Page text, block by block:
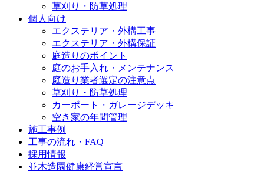
草刈り・防草処理
個人向け
エクステリア・外構工事
エクステリア・外構保証
庭造りのポイント
庭のお手入れ・メンテナンス
庭造り業者選定の注意点
草刈り・防草処理
カーポート・ガレージデッキ
空き家の年間管理
施工事例
工事の流れ・FAQ
採用情報
並木造園健康経営宣言